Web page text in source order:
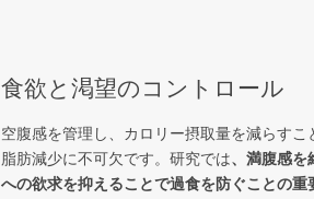
食欲と渇望のコントロール
空腹感を管理し、カロリー摂取量を減らすこ
脂肪減少に不可欠です。研究では、満腹感を
への欲求を抑えることで過食を防ぐことの重